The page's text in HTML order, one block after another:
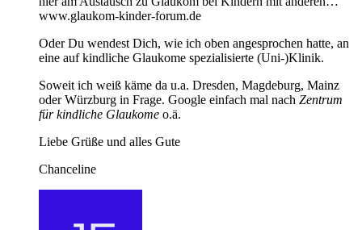
www.glaukom-kinder-forum.de
Oder Du wendest Dich, wie ich oben angesprochen hatte, an
eine auf kindliche Glaukome spezialisierte (Uni-)Klinik.
Soweit ich weiß käme da u.a. Dresden, Magdeburg, Mainz
oder Würzburg in Frage. Google einfach mal nach Zentrum
für kindliche Glaukome o.ä.
Liebe Grüße und alles Gute
Chanceline